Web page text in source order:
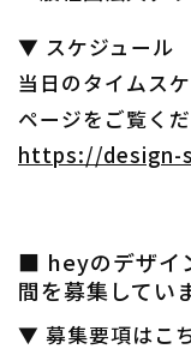
▼ スケジュール
当日のタイムス
ページをご覧くだ
https://design-
■ heyのデザイ
間を募集してい
▼ 募集要項はこ